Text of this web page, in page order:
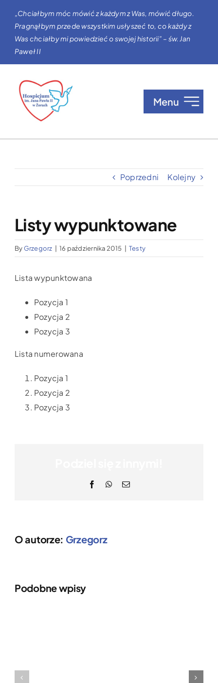
zawartości
„Chciałbym móc mówić z każdym z Was, mówić długo.
Pragnąłbym przede wszystkim usłyszeć to, co każdy z
Was chciałby mi powiedzieć o swojej historii” – św. Jan
Paweł II
Menu
Wypożyczalnia sprzętu medycznego
Aktualności
Kontakt
Poprzedni Kolejny
Listy wypunktowane
By Grzegorz 16 października 2015 Testy
Lista wypunktowana
Pozycja 1
Pozycja 2
Pozycja 3
Lista numerowana
Pozycja 1
Pozycja 2
Pozycja 3
FacebookWhatsApp
Email
O autorze: Grzegorz
Podobne wpisy